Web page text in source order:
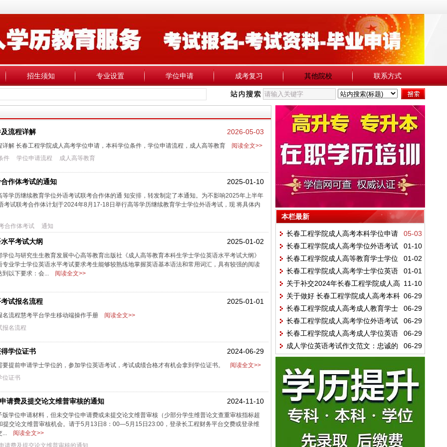
招生须知 专业设置 学位申请 成考复习 其他院校 联系方式
2026-05-03
流程详解
解 长春工程学院成人高考学位申请，本科学位条件，学位申请流程，成人高等教育
阅读全文>>
件
学位申请流程 成人高等教育
2025-01-10
作体考试的通知
学历继续教育学位外语考试联考合作体的通 知安排，转发制定了本通知。为不影响2025年上半年
试联考合作体计划于2024年8月17-18日举行高等学历继续教育学士学位外语考试，现 将具体内
合作体考试 通知
2025-01-02
平考试大纲
位与研究生生教育发展中心高等教育出版社《成人高等教育本科生学士学位英语水平考试大纲》
业学士学位英语水平考试要求考生能够较熟练地掌握英语基本语法和常用词汇，具有较强的阅读
以下要求：会...
阅读全文>>
2025-01-01
试报名流程
流程慧考平台学生移动端操作手册
阅读全文>>
报名流程
2024-06-29
学位证书
提前申请学士学位的，参加学位英语考试，考试成绩合格才有机会拿到学位证书。
阅读全文>>
位证书
2024-11-10
请费及提交论文维普审核的通知
学位申请材料，但未交学位申请费或未提交论文维普审核（少部分学生维普论文查重审核指标超
交论文维普审核机会。请于5月13日8：00—5月15日23:00，登录长工程财务平台交费或登录维
...
阅读全文>>
请费及提交论文维普审核的通知
本栏最新
05-03
长春工程学院成人高考本科学位申请
条件及流程详解
01-10
长春工程学院成人高考学位外语考试
联考合作体考试的通知
01-02
长春工程学院成人高等教育学士学位
英语水平考试大纲
01-01
长春工程学院成人高考学士学位英语
水平考试报名流程
11-10
关于补交2024年长春工程学院成人高
考学位申请费及提交论文维普审核的通知06-29
关于做好 长春工程学院成人高考本科
学士学位英语统一考试报名工作的通知06-29
长春工程学院成人高考成人教育学士
学位授予工作细则
06-29
长春工程学院成人高考学位外语考试
联考合作体的通知安排
06-29
长春工程学院成人高考成人学位英语
考试作文范文：中国礼物
06-29
成人学位英语考试作文范文：忠诚的
狗